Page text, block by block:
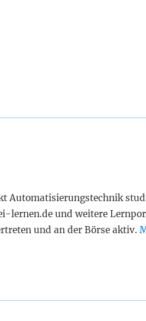
Automatisierungstechnik
lernen.de und weitere
und an der Börse aktiv.